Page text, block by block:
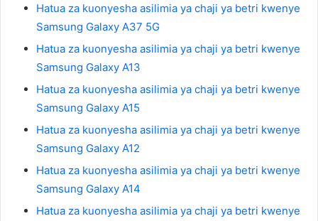
Hatua za kuonyesha asilimia ya chaji ya betri kwenye
Samsung Galaxy A37 5G
Hatua za kuonyesha asilimia ya chaji ya betri kwenye
Samsung Galaxy A13
Hatua za kuonyesha asilimia ya chaji ya betri kwenye
Samsung Galaxy A15
Hatua za kuonyesha asilimia ya chaji ya betri kwenye
Samsung Galaxy A12
Hatua za kuonyesha asilimia ya chaji ya betri kwenye
Samsung Galaxy A14
Hatua za kuonyesha asilimia ya chaji ya betri kwenye